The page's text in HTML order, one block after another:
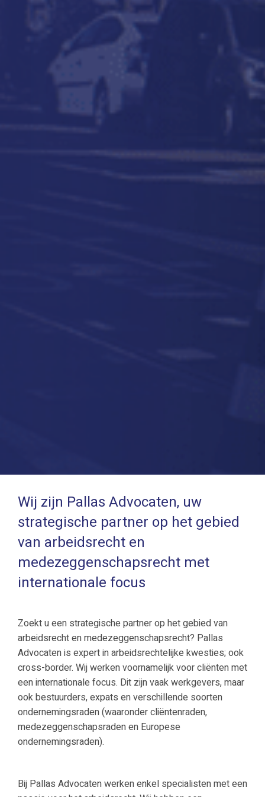
Wij zijn Pallas Advocaten, uw
strategische partner op het gebied
van arbeidsrecht en
medezeggenschapsrecht met
internationale focus
Zoekt u een strategische partner op het gebied van
arbeidsrecht en medezeggenschapsrecht? Pallas
Advocaten is expert in arbeidsrechtelijke kwesties; ook
cross-border. Wij werken voornamelijk voor cliënten met
een internationale focus. Dit zijn vaak werkgevers, maar
ook bestuurders, expats en verschillende soorten
ondernemingsraden (waaronder cliëntenraden,
medezeggenschapsraden en Europese
ondernemingsraden).
Bij Pallas Advocaten werken enkel specialisten met een